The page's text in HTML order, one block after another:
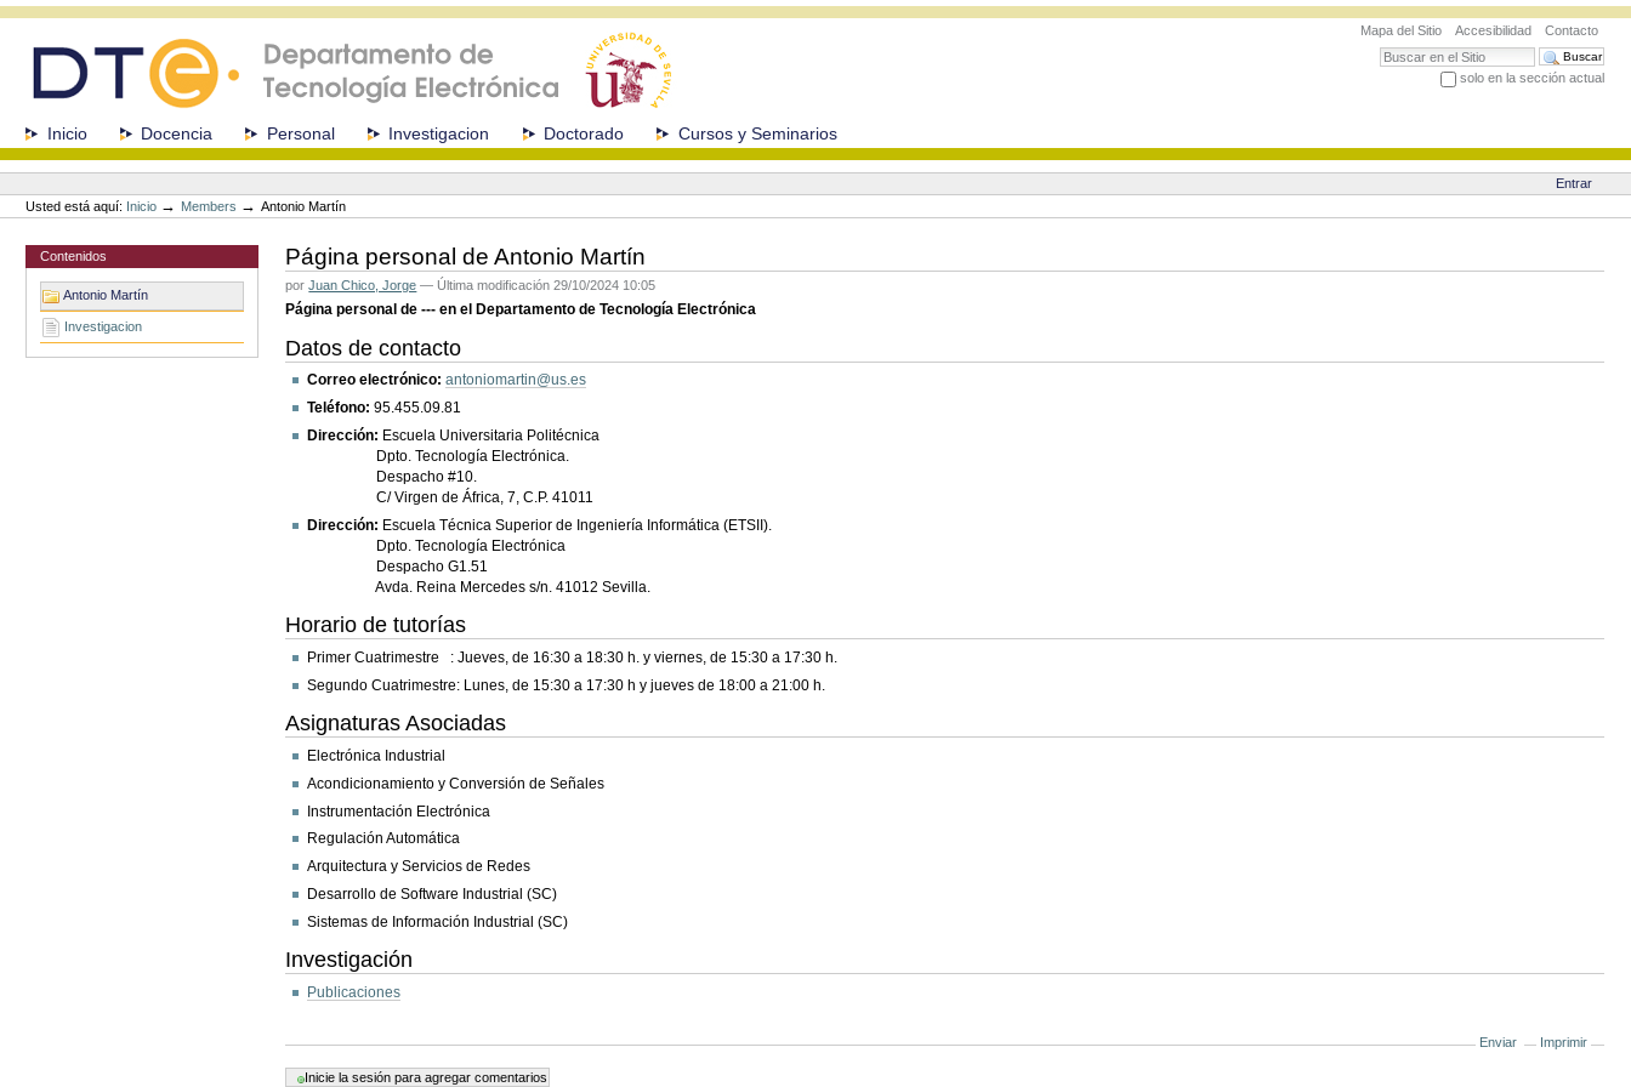
navegación
Mapa del Sitio Accesibilidad
Contacto
Buscar
solo en la sección actual
SeccionesInicio Docencia Personal Investigacion Doctorado Cursos y Seminarios
Herramientas
Personales
Entrar
Usted está aquí: Inicio → Members →Antonio Martín
Contenidos
Antonio Martín
Investigacion
Página personal de Antonio Martín
porJuan Chico, Jorge — Última modificación 29/10/2024 10:05
Página personal de --- en el Departamento de Tecnología Electrónica
Datos de contacto
Correo electrónico: antoniomartin@us.es
Teléfono: 95.455.09.81
Dirección: Escuela Universitaria Politécnica
Dpto. Tecnología Electrónica.
Despacho #10.
C/ Virgen de África, 7, C.P. 41011
Dirección: Escuela Técnica Superior de Ingeniería Informática (ETSII).
Dpto. Tecnología Electrónica
Despacho G1.51
Avda. Reina Mercedes s/n. 41012 Sevilla.
Horario de tutorías
Primer Cuatrimestre : Jueves, de 16:30 a 18:30 h. y viernes, de 15:30 a 17:30 h.
Segundo Cuatrimestre: Lunes, de 15:30 a 17:30 h y jueves de 18:00 a 21:00 h.
Asignaturas Asociadas
Electrónica Industrial
Acondicionamiento y Conversión de Señales
Instrumentación Electrónica
Regulación Automática
Arquitectura y Servicios de Redes
Desarrollo de Software Industrial (SC)
Sistemas de Información Industrial (SC)
Investigación
Publicaciones
de
Documento
Enviar Imprimir